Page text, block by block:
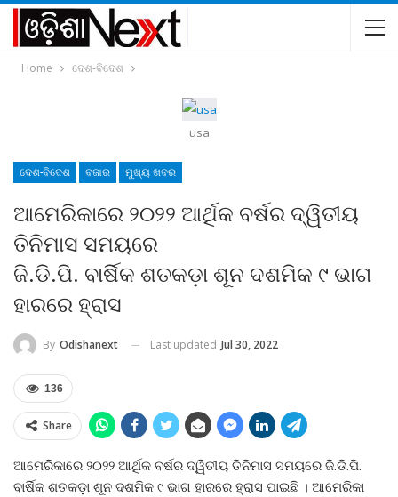
Home ଦେଶ-ବିଦେଶ
usa
ଦେଶ-ବିଦେଶ ବଜାର ମୁଖ୍ୟ ଖବର
ଆମେରିକାରେ ୨୦୨୨ ଆର୍ଥିକ ବର୍ଷର ଦ୍ୱିତୀୟ
ତିନିମାସ ସମୟରେ
ଜି.ଡି.ପି. ବାର୍ଷିକ ଶତକଡ଼ା ଶୂନ ଦଶମିକ ୯ ଭାଗ
ହାରରେ ହ୍ରାସ
By Odishanext Last updated Jul 30, 2022
136
Share
ଆମେରିକାରେ ୨୦୨୨ ଆର୍ଥିକ ବର୍ଷର ଦ୍ୱିତୀୟ ତିନିମାସ ସମୟରେ ଜି.ଡି.ପି.
ବାର୍ଷିକ ଶତକଡ଼ା ଶୂନ ଦଶମିକ ୯ ଭାଗ ହାରରେ ହ୍ରାସ ପାଇଛି । ଆମେରିକା